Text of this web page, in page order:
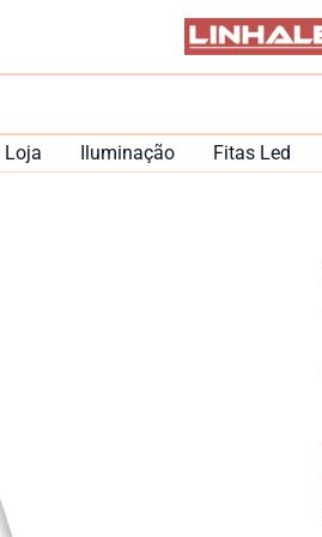
Loja Iluminação Fitas Led